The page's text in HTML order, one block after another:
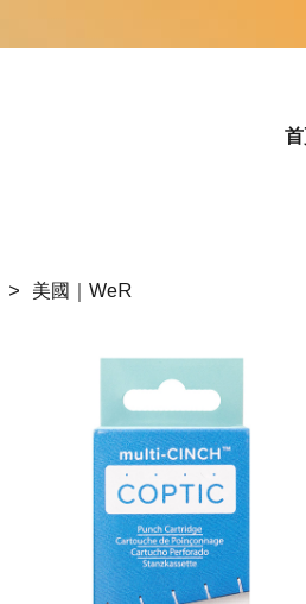
美國｜WeR